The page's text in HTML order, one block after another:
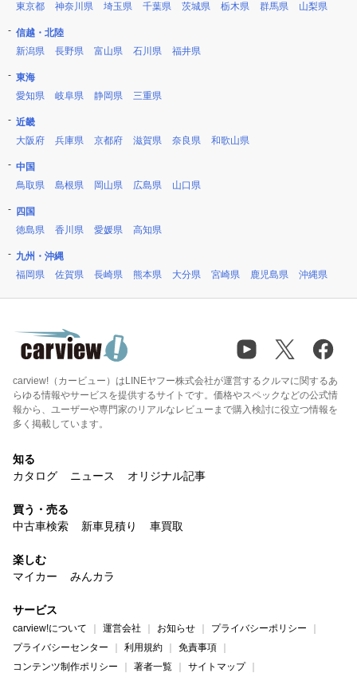
東京都
神奈川県 埼玉県 千葉県 茨城県 栃木県 群馬県 山梨県
信越・北陸
新潟県
長野県 富山県 石川県 福井県
東海
愛知県
岐阜県 静岡県 三重県
近畿
大阪府
兵庫県 京都府 滋賀県 奈良県 和歌山県
中国
鳥取県
島根県 岡山県 広島県 山口県
四国
徳島県
香川県 愛媛県 高知県
九州・沖縄
福岡県
佐賀県 長崎県 熊本県 大分県 宮崎県 鹿児島県 沖縄県
carview!（カービュー）はLINEヤフー株式会社が運営するクルマに関するあ
らゆる情報やサービスを提供するサイトです。価格やスペックなどの公式情
報から、ユーザーや専門家のリアルなレビューまで購入検討に役立つ情報を
多く掲載しています。
知る
カタログ
ニュース オリジナル記事
買う・売る
中古車検索
新車見積り 車買取
楽しむ
マイカー
みんカラ
サービス
carview!について 運営会社 お知らせ
プライバシーポリシー
プライバシーセンター
利用規約
免責事項
コンテンツ制作ポリシー
著者一覧 サイトマップ